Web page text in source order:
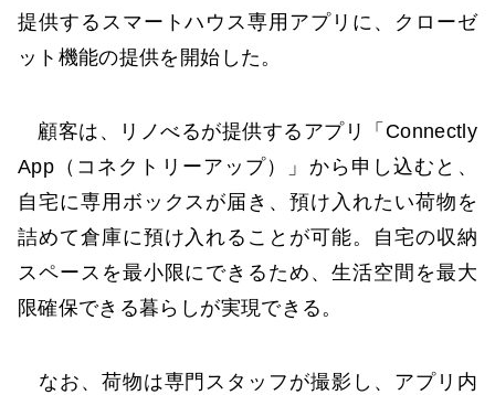
提供するスマートハウス専用アプリに、クローゼ
ット機能の提供を開始した。
顧客は、リノべるが提供するアプリ「Connectly
App（コネクトリーアップ）」から申し込むと、
自宅に専用ボックスが届き、預け入れたい荷物を
詰めて倉庫に預け入れることが可能。自宅の収納
スペースを最小限にできるため、生活空間を最大
限確保できる暮らしが実現できる。
なお、荷物は専門スタッフが撮影し、アプリ内